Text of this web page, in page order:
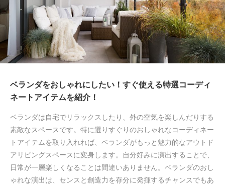
ベランダをおしゃれにしたい！すぐ使える特選コーディ
ネートアイテムを紹介！
ベランダは自宅でリラックスしたり、外の空気を楽しんだりする
素敵なスペースです。特に選りすぐりのおしゃれなコーディネー
トアイテムを取り入れれば、ベランダがもっと魅力的なアウトド
アリビングスペースに変身します。自分好みに演出することで、
日常が一層楽しくなることは間違いありません。ベランダのおし
ゃれな演出は、センスと創造力を存分に発揮するチャンスでもあ